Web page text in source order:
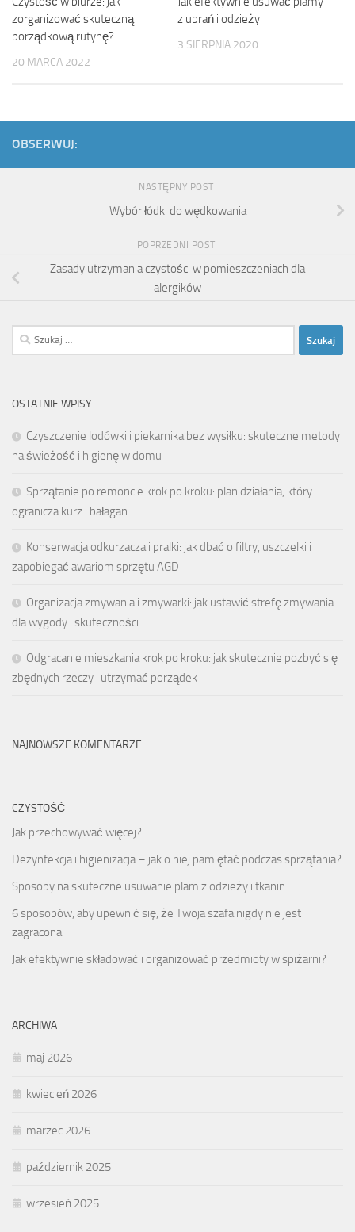
zorganizować skuteczną
porządkową rutynę?
20 MARCA 2022
z ubrań i odzieży
3 SIERPNIA 2020
OBSERWUJ:
NASTĘPNY POST
Wybór łódki do wędkowania
POPRZEDNI POST
Zasady utrzymania czystości w pomieszczeniach dla
alergików
Szukaj:
OSTATNIE WPISY
Czyszczenie lodówki i piekarnika bez wysiłku: skuteczne metody
na świeżość i higienę w domu
Sprzątanie po remoncie krok po kroku: plan działania, który
ogranicza kurz i bałagan
Konserwacja odkurzacza i pralki: jak dbać o filtry, uszczelki i
zapobiegać awariom sprzętu AGD
Organizacja zmywania i zmywarki: jak ustawić strefę zmywania
dla wygody i skuteczności
Odgracanie mieszkania krok po kroku: jak skutecznie pozbyć się
zbędnych rzeczy i utrzymać porządek
NAJNOWSZE KOMENTARZE
CZYSTOŚĆ
Jak przechowywać więcej?
Dezynfekcja i higienizacja – jak o niej pamiętać podczas sprzątania?
Sposoby na skuteczne usuwanie plam z odzieży i tkanin
6 sposobów, aby upewnić się, że Twoja szafa nigdy nie jest
zagracona
Jak efektywnie składować i organizować przedmioty w spiżarni?
ARCHIWA
maj 2026
kwiecień 2026
marzec 2026
październik 2025
wrzesień 2025